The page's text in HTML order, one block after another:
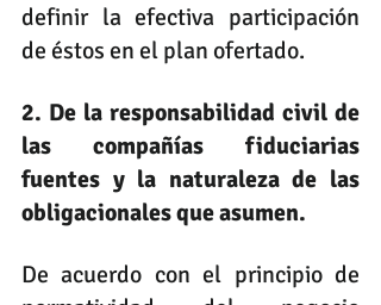
definir la efectiva participación
de éstos en el plan ofertado.
2. De la responsabilidad civil de
las compañías fiduciarias
fuentes y la naturaleza de las
obligacionales que asumen.
De acuerdo con el principio de